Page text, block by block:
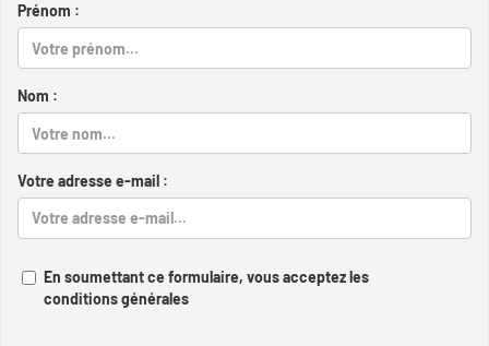
Prénom :
Nom :
Votre adresse e-mail :
En soumettant ce formulaire, vous acceptez les
conditions générales